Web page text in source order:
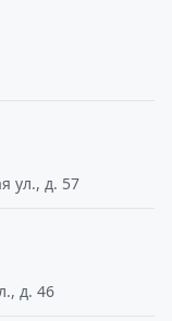
ул., д. 57
д. 46